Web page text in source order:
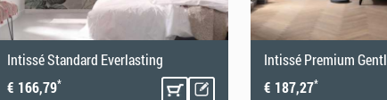
Intissé Standard Everlasting
€ 166,79*
Intissé Premium
€ 187,27*